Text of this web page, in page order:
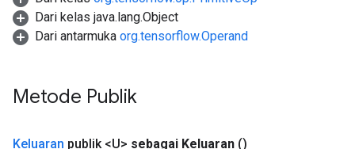
Dari kelas java.lang.Object
Dari antarmuka org.tensorflow.Operand
Metode Publik
Keluaran publik <U> sebagai Keluaran ()